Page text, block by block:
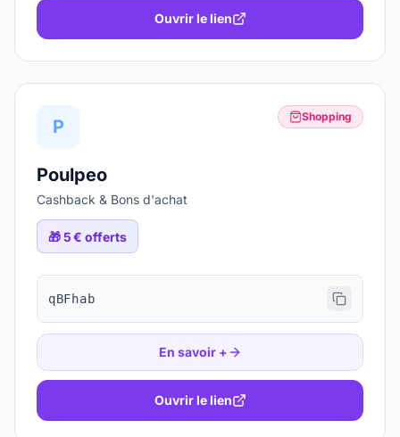
Ouvrir le lien
P Shopping
Poulpeo
Cashback & Bons d'achat
🎁5 € offerts
qBFhab
En savoir +
Ouvrir le lien